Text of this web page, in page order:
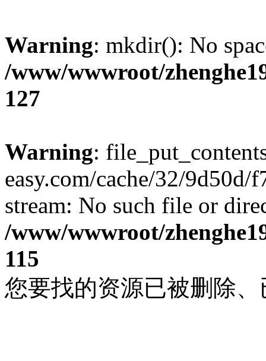
Warning: mkdir(): No
/www/wwwroot/
127
Warning:
easy.com/cache/32/
stream: No such file or
/www/wwwroot/
115
您要找的资源已被删除